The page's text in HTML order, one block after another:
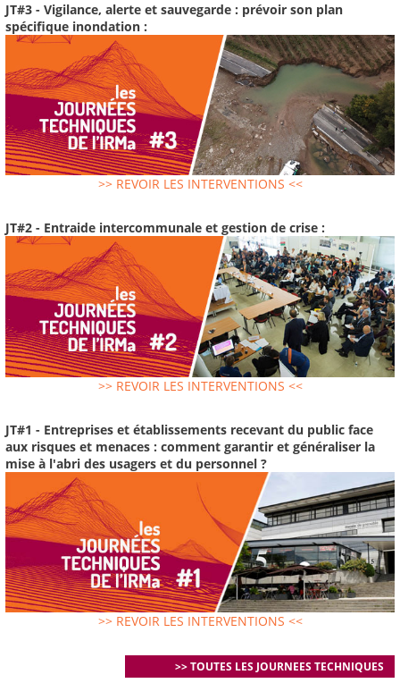
JT#3 - Vigilance, alerte et sauvegarde : prévoir son plan
spécifique inondation :
>> REVOIR LES INTERVENTIONS <<
JT#2 - Entraide intercommunale et gestion de crise :
>> REVOIR LES INTERVENTIONS <<
JT#1 - Entreprises et établissements recevant du public face
aux risques et menaces : comment garantir et généraliser la
mise à l'abri des usagers et du personnel ?
>> REVOIR LES INTERVENTIONS <<
>> TOUTES LES JOURNEES TECHNIQUES